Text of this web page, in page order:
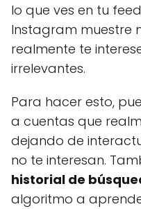
lo que ves en tu
Instagram muestre
realmente te
irrelevantes.
Para hacer esto,
a cuentas que
dejando de
no te interesan.
historial de
algoritmo a